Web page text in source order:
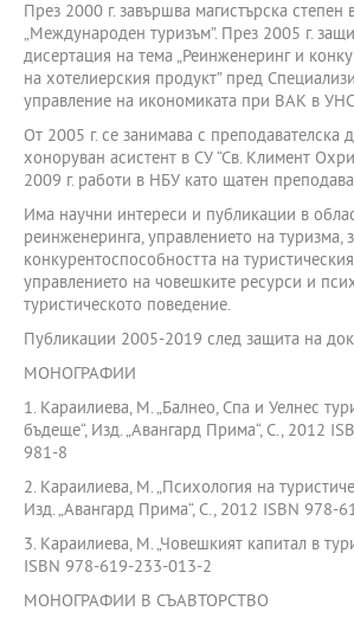
През 2000 г. завършва магистърска
„Международен туризъм”. През 2005 г.
дисертация на тема „Реинженеринг и
на хотелиерския продукт” пред
управление на икономиката при ВАК в
От 2005 г. се занимава с преподавателска
хоноруван асистент в СУ “Св. Климент
2009 г. работи в НБУ като щатен
Има научни интереси и публикации в
реинженеринга, управлението на туризма,
конкурентоспособността на
управлението на човешките ресурси и
туристическото поведение.
Публикации 2005-2019 след защита на
МОНОГРАФИИ
1. Караилиева, М. „Балнео, Спа и Уелнес
бъдеще“, Изд. „Авангард Прима“, С., 2012
981-8
2. Караилиева, М. „Психология на
Изд. „Авангард Прима“, С., 2012 ISBN 978-
3. Караилиева, М. „Човешкият капитал в
ISBN 978-619-233-013-2
МОНОГРАФИИ В СЪАВТОРСТВО